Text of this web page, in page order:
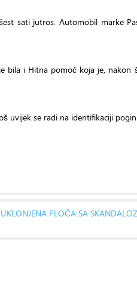
sati jutros. Automobil marke
bila i Hitna pomoć koja je,
uvijek se radi na identifikaciji
PLOČA SA